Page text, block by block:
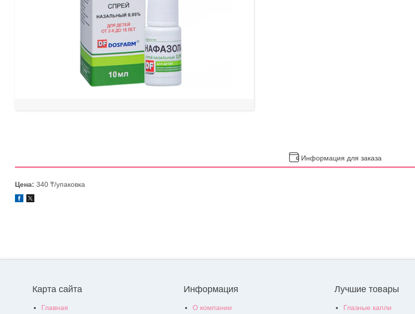
Информация для заказа
Цена: 340 ₸/упаковка
Карта сайта
Главная
Информация
О компании
Лучшие товары
Глазные капли